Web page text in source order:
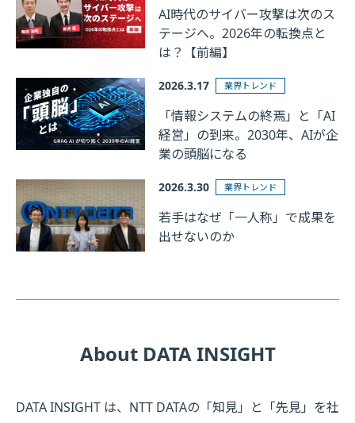
AI時代のサイバー攻撃は次のス
テージへ。2026年の転換点と
は？【前編】
2026.3.17 業界トレンド
「情報システムの終焉」と「AI
経営」の到来。2030年、AIが企
業の頭脳になる
2026.3.30 業界トレンド
若手はなぜ「一人称」で成果を
出せないのか
About DATA INSIGHT
DATA INSIGHT は、NTT DATAの「知見」と「先見」を社